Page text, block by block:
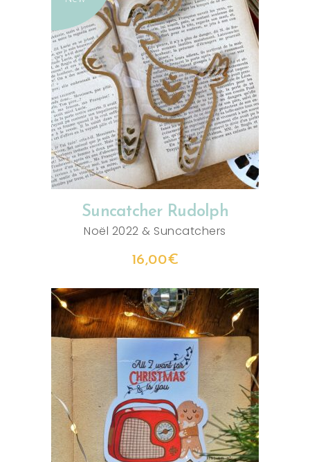
AJOUTER AU PANIER
Suncatcher Rudolph
Noël 2022 & Suncatchers
16,00€
AJOUTER AU PANIER